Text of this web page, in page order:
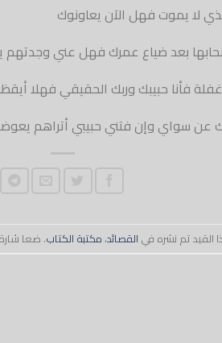
لا يموت فهل الآن يعاونوك
بعد ضياع عمرك فهل عني وجدتهم
فأنا حبيبك وربك الحقيقي فهلا
عن سواي وإن فتني حبيبي أتراهم
القيد تم نشره في القصائد، مكتبة الكتاب. ضعا